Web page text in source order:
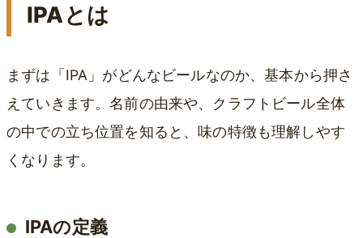
IPAとは
まずは「IPA」がどんなビールなのか、基本から押さ
えていきます。名前の由来や、クラフトビール全体
の中での立ち位置を知ると、味の特徴も理解しやす
くなります。
IPAの定義